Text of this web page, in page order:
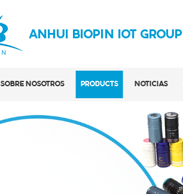
ANHUI BIOPIN IOT GROUP
SOBRE NOSOTROS PRODUCTS NOTICIAS